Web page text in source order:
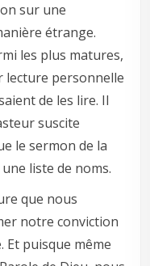
sur une
étrange.
les plus matures,
lecture personnelle
de les lire. Il
suscite
le sermon de la
liste de noms.
que nous
notre conviction
Et puisque même